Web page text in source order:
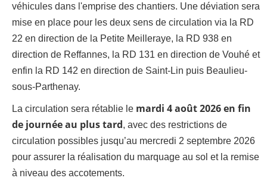
véhicules dans l'emprise des chantiers. Une déviation sera
mise en place pour les deux sens de circulation via la RD
22 en direction de la Petite Meilleraye, la RD 938 en
direction de Reffannes, la RD 131 en direction de Vouhé et
enfin la RD 142 en direction de Saint-Lin puis Beaulieu-
sous-Parthenay.
La circulation sera rétablie le mardi 4 août 2026 en fin
de journée au plus tard, avec des restrictions de
circulation possibles jusqu’au mercredi 2 septembre 2026
pour assurer la réalisation du marquage au sol et la remise
à niveau des accotements.